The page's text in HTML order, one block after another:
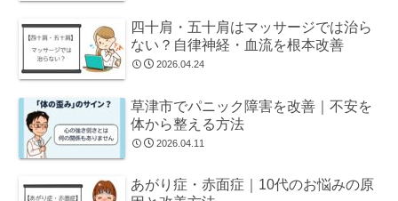
四十肩・五十肩はマッサージでは治ら
ない？自律神経・血流を根本改善
2026.04.24
草津市でパニック障害を改善｜不安を
体から整える方法
2026.04.11
あがり症・赤面症｜10代のお悩みの原